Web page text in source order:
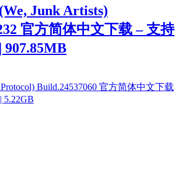
Junk Artists)
官方简体中文下载 – 支持
907.85MB